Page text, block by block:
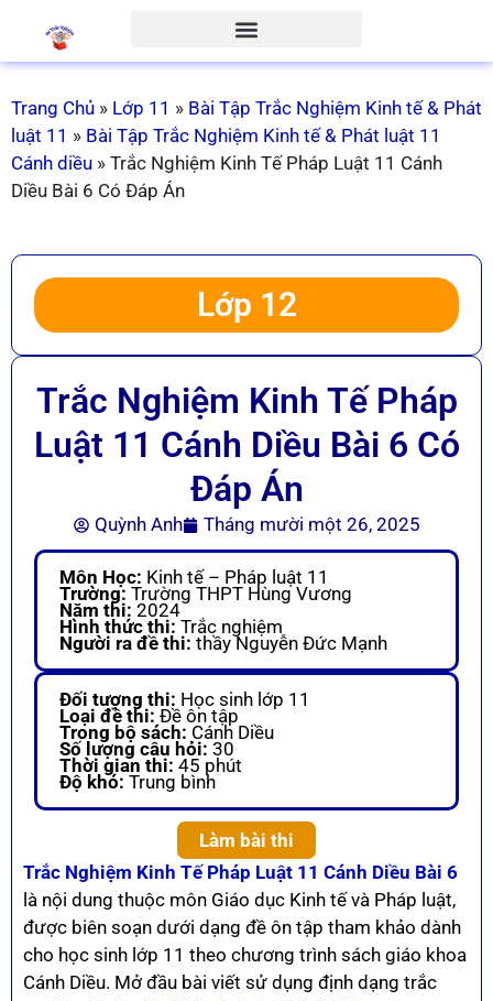
Trang Chủ » Lớp 11 » Bài Tập Trắc Nghiệm Kinh tế & Phát
luật 11 » Bài Tập Trắc Nghiệm Kinh tế & Phát luật 11
Cánh diều » Trắc Nghiệm Kinh Tế Pháp Luật 11 Cánh
Diều Bài 6 Có Đáp Án
Lớp 12
Trắc Nghiệm Kinh Tế Pháp
Luật 11 Cánh Diều Bài 6 Có
Đáp Án
Quỳnh Anh Tháng mười một 26, 2025
Môn Học: Kinh tế – Pháp luật 11
Trường: Trường THPT Hùng Vương
Năm thi: 2024
Hình thức thi: Trắc nghiệm
Người ra đề thi: thầy Nguyễn Đức Mạnh
Đối tượng thi: Học sinh lớp 11
Loại đề thi: Đề ôn tập
Trong bộ sách: Cánh Diều
Số lượng câu hỏi: 30
Thời gian thi: 45 phút
Độ khó: Trung bình
Làm bài thi
Trắc Nghiệm Kinh Tế Pháp Luật 11 Cánh Diều Bài 6
là nội dung thuộc môn Giáo dục Kinh tế và Pháp luật,
được biên soạn dưới dạng đề ôn tập tham khảo dành
cho học sinh lớp 11 theo chương trình sách giáo khoa
Cánh Diều. Mở đầu bài viết sử dụng định dạng trắc